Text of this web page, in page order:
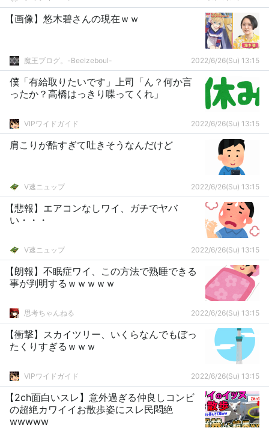
【画像】悠木碧さんの現在ｗｗ
魔王ブログ。-Beelzeboul- 2022/6/26(Su) 13:15
僕「有給取りたいです」上司「ん？何か言
ったか？高橋はっきり喋ってくれ」
VIPワイドガイド 2022/6/26(Su) 13:15
肩こりが酷すぎて吐きそうなんだけど
V速ニュップ 2022/6/26(Su) 13:15
【悲報】エアコンなしワイ、ガチでヤバ
い・・・
V速ニュップ 2022/6/26(Su) 13:15
【朗報】不眠症ワイ、この方法で熟睡できる
事が判明するｗｗｗｗｗ
思考ちゃんねる 2022/6/26(Su) 13:15
【衝撃】スカイツリー、いくらなんでもぼっ
たくりすぎるｗｗｗ
VIPワイドガイド 2022/6/26(Su) 13:15
【2ch面白いスレ】意外過ぎる仲良しコンビ
の超絶カワイイお散歩姿にスレ民悶絶
wwwww